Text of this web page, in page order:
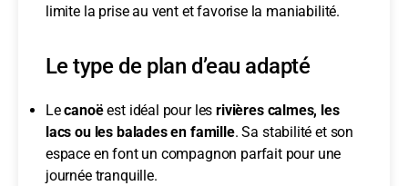
limite la prise au vent et favorise la maniabilité.
Le type de plan d’eau adapté
Lecanoëest idéal pour lesrivières calmes, les
lacs ou les balades en famille. Sa stabilité et son
espace en font un compagnon parfait pour une
journée tranquille.